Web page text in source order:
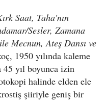
Saat, Taha'nın
Sesler, Zamana
Mecnun, Ateş Dansı ve
1950 yılında kaleme
45 yıl boyunca izin
halinde elden ele
şiiriyle geniş bir